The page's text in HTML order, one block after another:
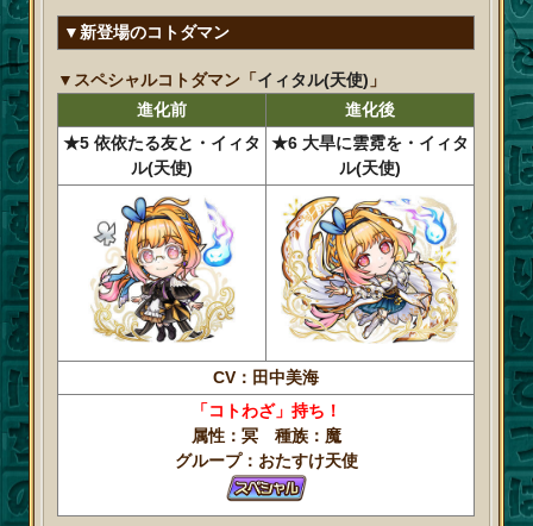
▼新登場のコトダマン
▼スペシャルコトダマン「イィタル(天使) 」
進化前
進化後
★5 依依たる友と・イィタ
ル(天使)
★6 大旱に雲霓を・イィタ
ル(天使)
CV：田中美海
「コトわざ」持ち！
属性：冥 種族：魔
グループ：おたすけ天使